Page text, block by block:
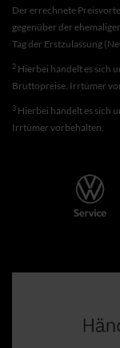
Der errechnete
gegenüber der
Tag der Erstzulassung
2 Hierbei handelt es sich
Bruttopreise. Irrtümer
3 Hierbei handelt es sich
Irrtümer vorbehalten.